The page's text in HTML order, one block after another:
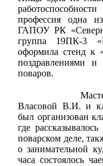
профессия одна
ГАПОУ РК
группа 19ПК-3
оформила стенд к
поздравлениями и
поваров.
Власовой В.И. и
был организован
где
поварском деле,
о занимательной
часа состоялось